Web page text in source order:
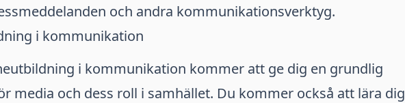
och andra kommunikationsverktyg.
i kommunikation
i kommunikation kommer att ge dig en grundlig
media och dess roll i samhället. Du kommer också att lära dig